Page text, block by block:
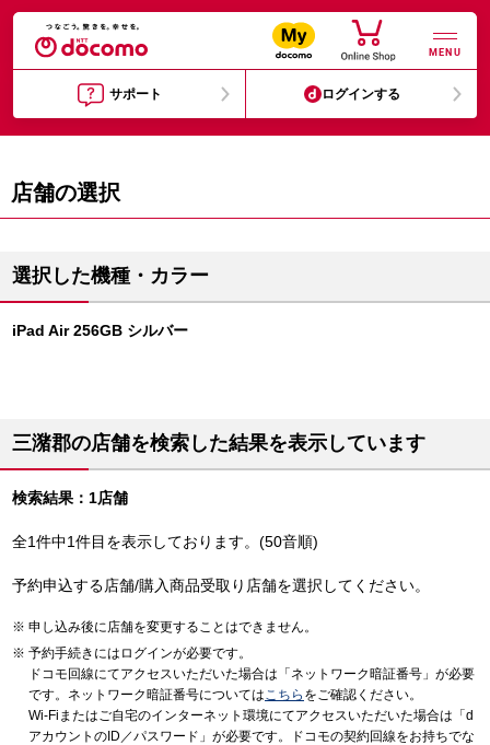
MENU
サポート ログインする
店舗の選択
選択した機種・カラー
iPad Air 256GB シルバー
三潴郡の店舗を検索した結果を表示しています
検索結果：1店舗
全1件中1件目を表示しております。(50音順)
予約申込する店舗/購入商品受取り店舗を選択してください。
申し込み後に店舗を変更することはできません。
予約手続きにはログインが必要です。
ドコモ回線にてアクセスいただいた場合は「ネットワーク暗証番号」が必要
です。ネットワーク暗証番号についてはこちら をご確認ください。
Wi-Fiまたはご自宅のインターネット環境にてアクセスいただいた場合は「d
アカウントのID／パスワード」が必要です。ドコモの契約回線をお持ちでな